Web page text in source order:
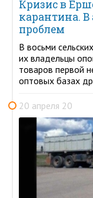
Кризис в
карантина.
проблем
В восьми
их владельцы
товаров первой
оптовых базах
20 апреля 20